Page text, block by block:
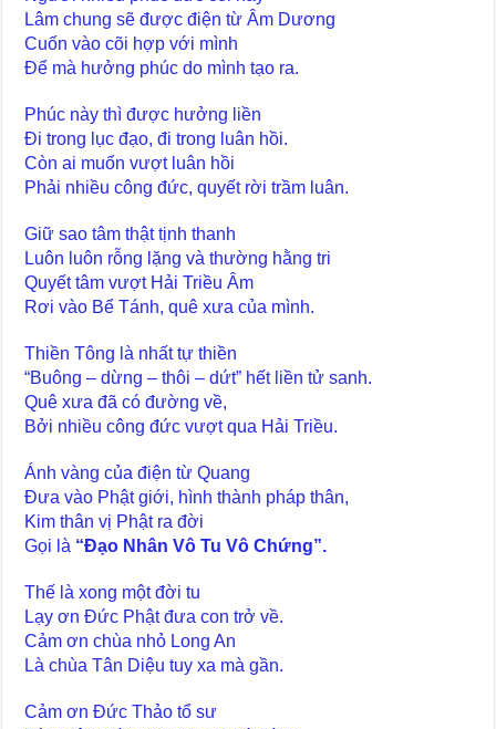
Lâm chung sẽ được điện từ Âm Dương
Cuốn vào cõi hợp với mình
Để mà hưởng phúc do mình tạo ra.
Phúc này thì được hưởng liền
Đi trong lục đạo, đi trong luân hồi.
Còn ai muốn vượt luân hồi
Phải nhiều công đức, quyết rời trầm luân.
Giữ sao tâm thật tịnh thanh
Luôn luôn rỗng lặng và thường hằng tri
Quyết tâm vượt Hải Triều Âm
Rơi vào Bể Tánh, quê xưa của mình.
Thiền Tông là nhất tự thiền
“Buông – dừng – thôi – dứt” hết liền tử sanh.
Quê xưa đã có đường về,
Bởi nhiều công đức vượt qua Hải Triều.
Ánh vàng của điện từ Quang
Đưa vào Phật giới, hình thành pháp thân,
Kim thân vị Phật ra đời
Gọi là “Đạo Nhân Vô Tu Vô Chứng”.
Thế là xong một đời tu
Lạy ơn Đức Phật đưa con trở về.
Cảm ơn chùa nhỏ Long An
Là chùa Tân Diệu tuy xa mà gần.
Cảm ơn Đức Thảo tổ sư